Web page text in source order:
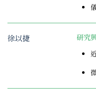
徐以捷 研究